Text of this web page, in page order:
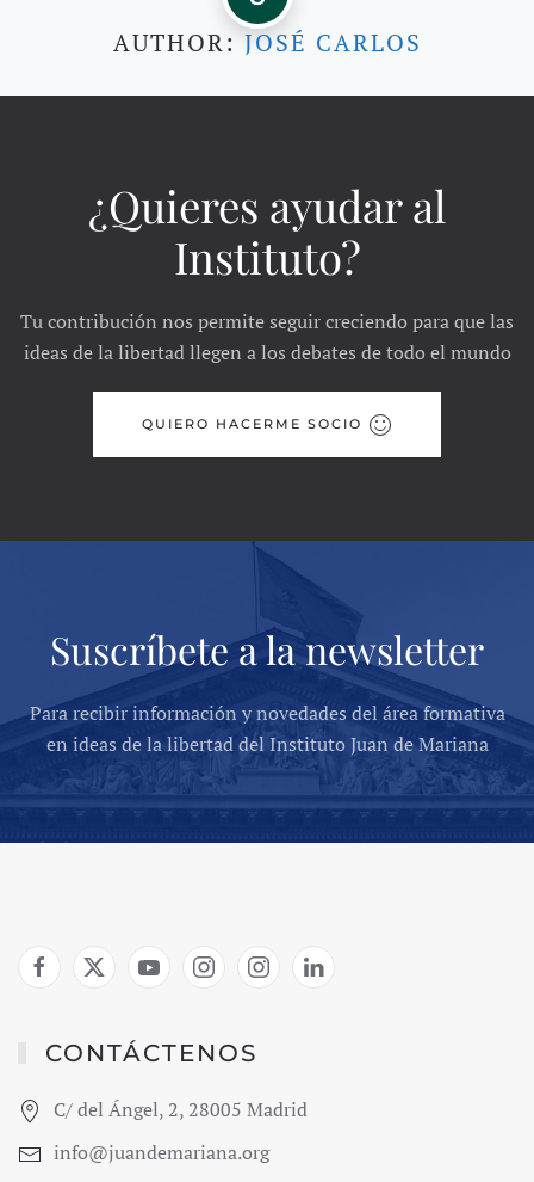
AUTHOR: JOSÉ CARLOS
¿Quieres ayudar al
Instituto?
Tu contribución nos permite seguir creciendo para que las
ideas de la libertad llegen a los debates de todo el mundo
QUIERO HACERME SOCIO
Suscríbete a la newsletter
Para recibir información y novedades del área formativa
en ideas de la libertad del Instituto Juan de Mariana
CONTÁCTENOS
C/ del Ángel, 2, 28005 Madrid
info@juandemariana.org